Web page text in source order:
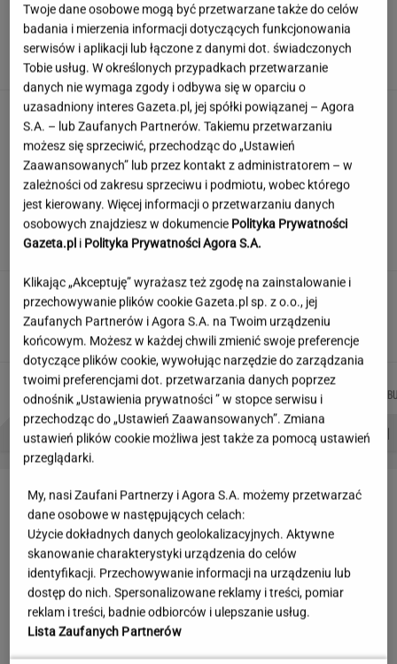
Włóż to do doniczki przed urlopem. Rośliny
nie zostaną bez wody
Quiz - o tych zawodach nawet nie słyszałeś.
Wiesz, kim był retman?
Nie czekaj, aż będzie za późno. To może
oznaczać, że szkoła przestała służyć dziecku
MATERIAŁ PROMOCYJNY
Wakacyjne aktywności a kurzajki. O czym
warto pamiętać, by uniknąć problemu?
MATERIAŁ PROMOCYJNY
Autorzy:
MARTA
KORYCKA
DOMINIK
SENKOWSKI
MARCIN
KOZŁOWSKI
MIŁOSZ
WIATROWSKI-
PROBLEMY POLSKICH SIATKARZY ZNAK Z '30' WISŁAWA SZYMBORSKA
LETNIE OKAZJE
Twoje dane osobowe mogą być przetwarzane także do celów
badania i mierzenia informacji dotyczących funkcjonowania
serwisów i aplikacji lub łączone z danymi dot. świadczonych
Tobie usług. W określonych przypadkach przetwarzanie
danych nie wymaga zgody i odbywa się w oparciu o
uzasadniony interes Gazeta.pl, jej spółki powiązanej – Agora
S.A. – lub Zaufanych Partnerów. Takiemu przetwarzaniu
możesz się sprzeciwić, przechodząc do „Ustawień
Zaawansowanych” lub przez kontakt z administratorem – w
zależności od zakresu sprzeciwu i podmiotu, wobec którego
jest kierowany. Więcej informacji o przetwarzaniu danych
osobowych znajdziesz w dokumencie Polityka Prywatności
Gazeta.pl i Polityka Prywatności Agora S.A.
Klikając „Akceptuję” wyrażasz też zgodę na zainstalowanie i
przechowywanie plików cookie Gazeta.pl sp. z o.o., jej
Zaufanych Partnerów i Agora S.A. na Twoim urządzeniu
końcowym. Możesz w każdej chwili zmienić swoje preferencje
dotyczące plików cookie, wywołując narzędzie do zarządzania
twoimi preferencjami dot. przetwarzania danych poprzez
odnośnik „Ustawienia prywatności ” w stopce serwisu i
przechodząc do „Ustawień Zaawansowanych”. Zmiana
ustawień plików cookie możliwa jest także za pomocą ustawień
przeglądarki.
My, nasi Zaufani Partnerzy i Agora S.A. możemy przetwarzać
dane osobowe w następujących celach:
Użycie dokładnych danych geolokalizacyjnych. Aktywne
skanowanie charakterystyki urządzenia do celów
identyfikacji. Przechowywanie informacji na urządzeniu lub
dostęp do nich. Spersonalizowane reklamy i treści, pomiar
reklam i treści, badnie odbiorców i ulepszanie usług.
Lista Zaufanych Partnerów